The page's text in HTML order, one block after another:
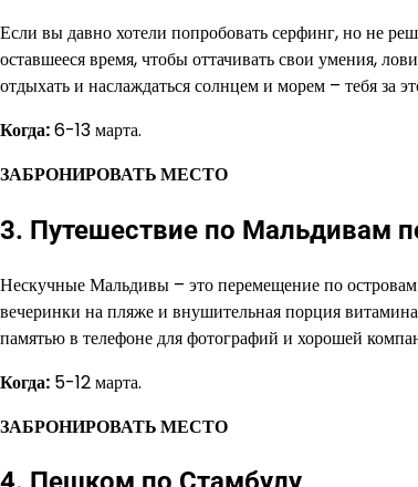
Если вы давно хотели попробовать серфинг, но не
оставшееся время, чтобы оттачивать свои умения,
отдыхать и наслаждаться солнцем и морем – тебя за
Когда:6-13 марта.
ЗАБРОНИРОВАТЬ МЕСТО
3. Путешествие по Мальдивам
Нескучные Мальдивы – это перемещение по
вечеринки на пляже и внушительная порция
памятью в телефоне для фотографий и хорошей
Когда: 5-12 марта.
ЗАБРОНИРОВАТЬ МЕСТО